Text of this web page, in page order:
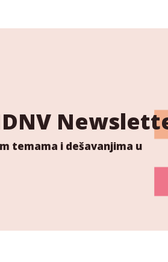
temama i dešavanjima u